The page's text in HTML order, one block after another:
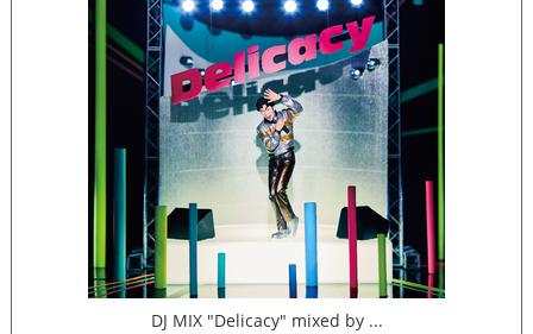
DJ MIX "Delicacy" mixed by ...